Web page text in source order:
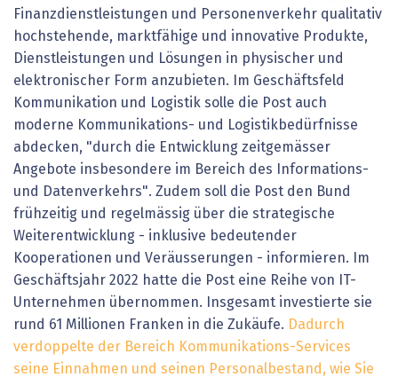
Finanzdienstleistungen und Personenverkehr qualitativ
hochstehende, marktfähige und innovative Produkte,
Dienstleistungen und Lösungen in physischer und
elektronischer Form anzubieten. Im Geschäftsfeld
Kommunikation und Logistik solle die Post auch
moderne Kommunikations- und Logistikbedürfnisse
abdecken, "durch die Entwicklung zeitgemässer
Angebote insbesondere im Bereich des Informations-
und Datenverkehrs". Zudem soll die Post den Bund
frühzeitig und regelmässig über die strategische
Weiterentwicklung - inklusive bedeutender
Kooperationen und Veräusserungen - informieren. Im
Geschäftsjahr 2022 hatte die Post eine Reihe von IT-
Unternehmen übernommen. Insgesamt investierte sie
rund 61 Millionen Franken in die Zukäufe. Dadurch
verdoppelte der Bereich Kommunikations-Services
seine Einnahmen und seinen Personalbestand, wie Sie